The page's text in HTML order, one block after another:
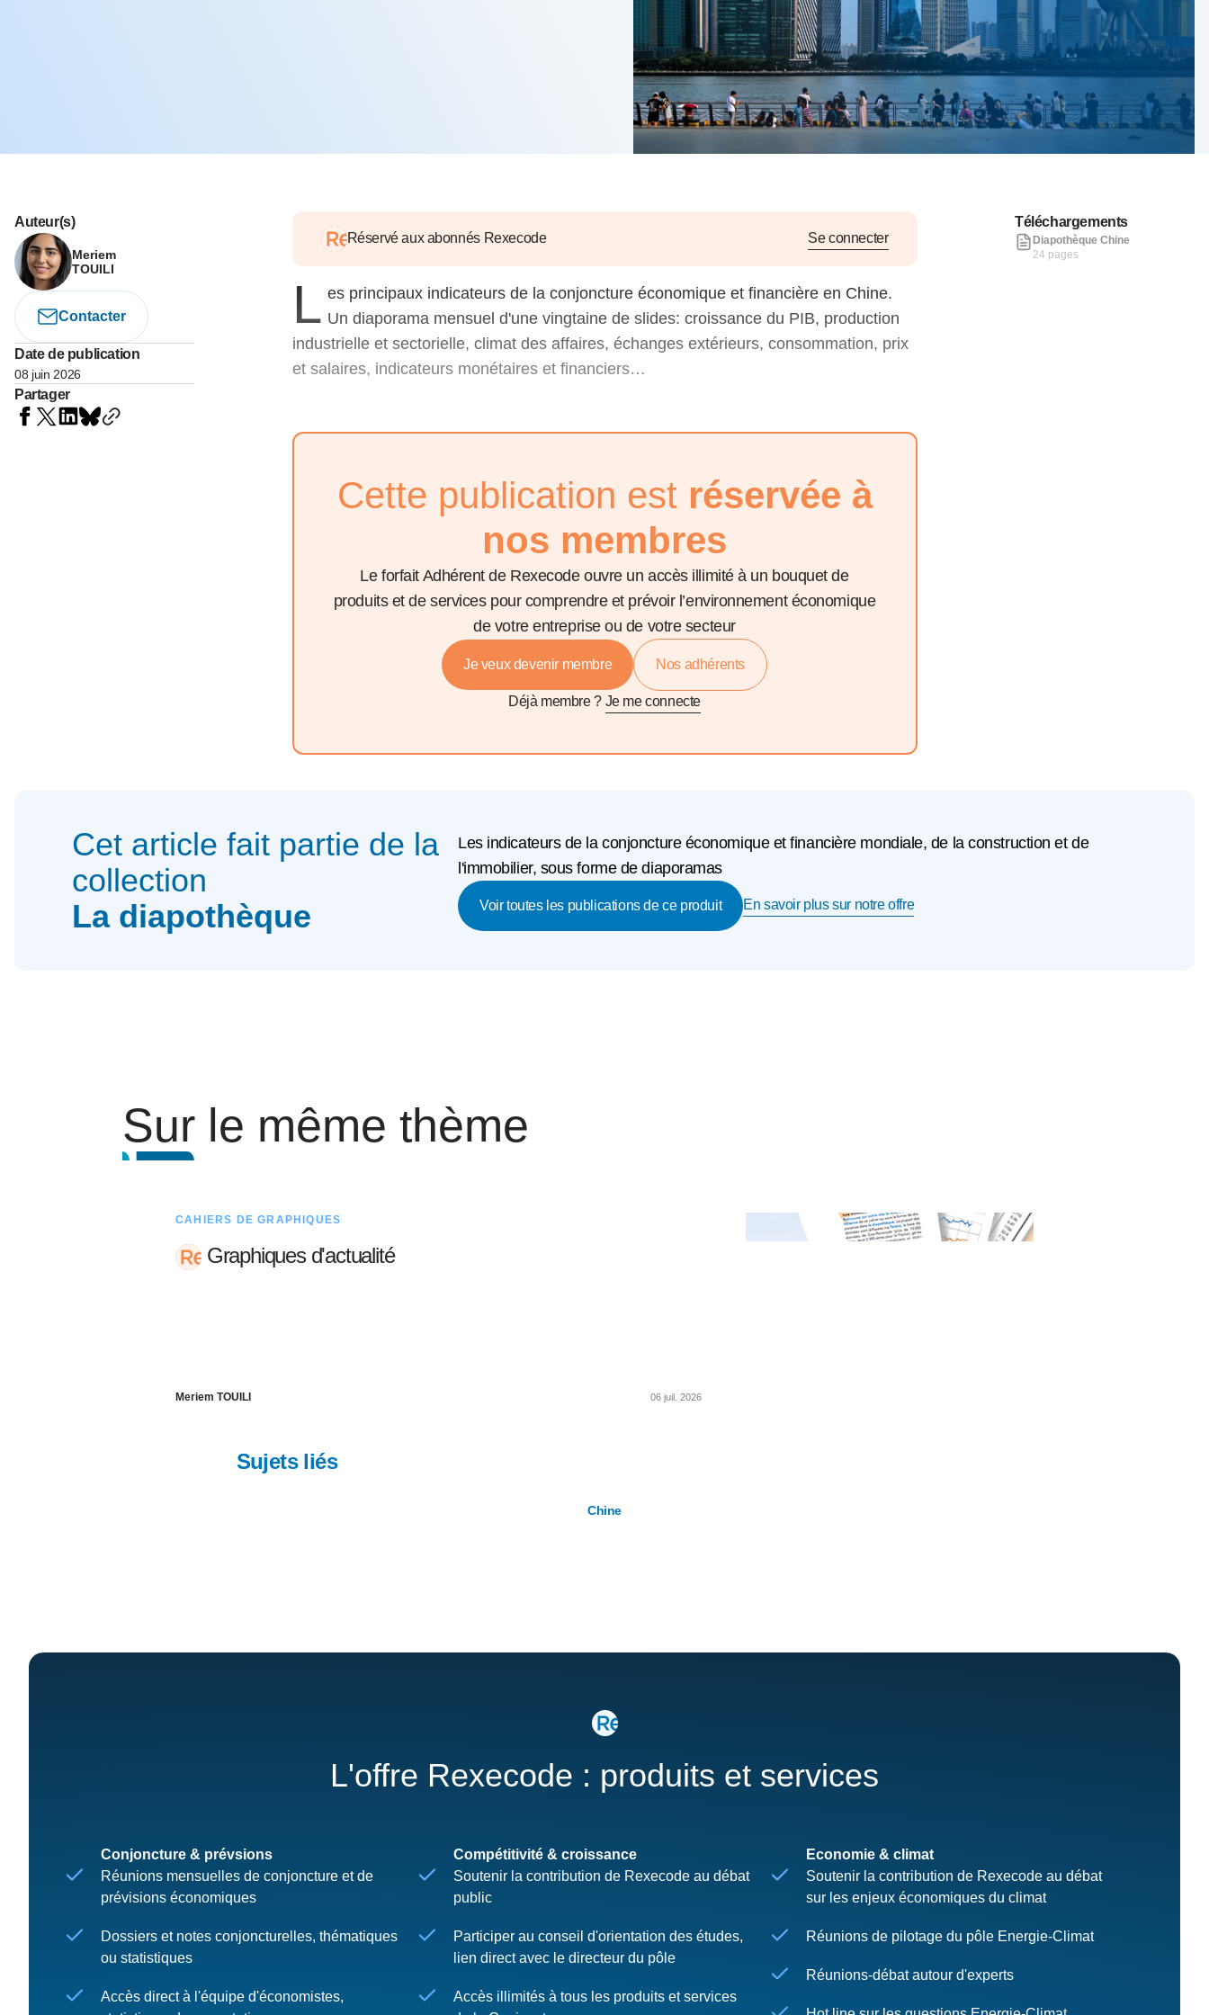
Voir tous les produits
Voir tous les économistes
l’Okavango
Voir toute la presse
d'Olivier Redoulès au Sénat pour
Rexecode
10 juil. 2025
Mieux concilier décarbonation et
croissance économique dans la
stratégie climat
Voir toutes les instances
Auteur(s)
Meriem
TOUILI
Contacter
Date de publication
08 juin 2026
Partager
Réservé aux abonnés Rexecode Se connecter
L es principaux indicateurs de la conjoncture économique et financière en Chine.
Un diaporama mensuel d'une vingtaine de slides: croissance du PIB, production
industrielle et sectorielle, climat des affaires, échanges extérieurs, consommation, prix
et salaires, indicateurs monétaires et financiers…
Cette publication est réservée à
nos membres
Le forfait Adhérent de Rexecode ouvre un accès illimité à un bouquet de
produits et de services pour comprendre et prévoir l’environnement économique
de votre entreprise ou de votre secteur
Je veux devenir membre Nos adhérents
Déjà membre ? Je me connecte
Téléchargements
Diapothèque Chine
24 pages
Cet article fait partie de la
collection
La diapothèque
Les indicateurs de la conjoncture économique et financière mondiale, de la construction et de
l'immobilier, sous forme de diaporamas
Voir toutes les publications de ce produit En savoir plus sur notre offre
Sur le même thème
CAHIERS DE GRAPHIQUES
Graphiques d'actualité
Meriem TOUILI 06 juil. 2026
Sujets liés
Chine
L'offre Rexecode : produits et services
Conjoncture & prévsions
Réunions mensuelles de conjoncture et de
prévisions économiques
Dossiers et notes conjoncturelles, thématiques
ou statistiques
Accès direct à l'équipe d'économistes,
Compétitivité & croissance
Soutenir la contribution de Rexecode au débat
public
Participer au conseil d'orientation des études,
lien direct avec le directeur du pôle
Accès illimités à tous les produits et services
Economie & climat
Soutenir la contribution de Rexecode au débat
sur les enjeux économiques du climat
Réunions de pilotage du pôle Energie-Climat
Réunions-débat autour d'experts